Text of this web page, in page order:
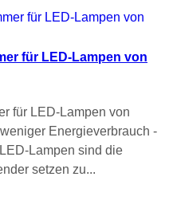
für LED-Lampen von
für LED-Lampen von
Energieverbrauch -
Lampen sind die
setzen zu...